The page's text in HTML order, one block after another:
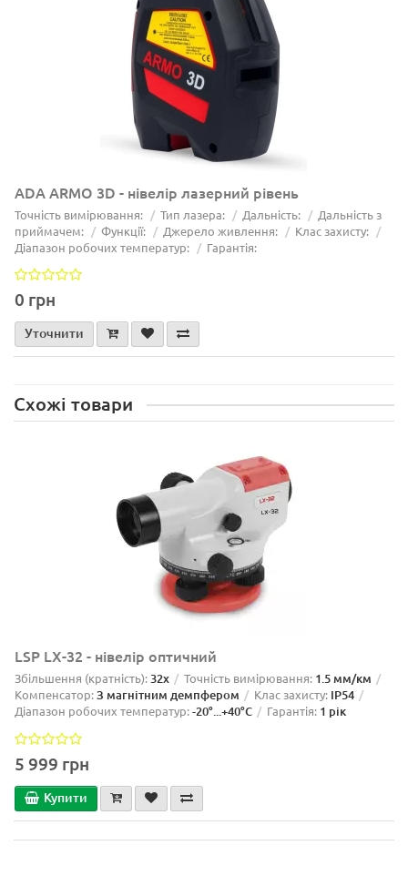
ADA ARMO 3D - нівелір лазерний рівень
Точність вимірювання: Тип лазера: Дальність:
Дальність з
приймачем:
Функції: Джерело живлення:
Клас захисту:
Діапазон робочих температур:
Гарантія:
0 грн
Уточнити
Схожі товари
LSP LX-32 - нівелір оптичний
Збільшення (кратність):32x Точність вимірювання: 1.5 мм/км
Компенсатор:З магнітним демпфером Клас захисту: IP54
Діапазон робочих температур:-20°...+40°C Гарантія: 1 рік
5 999 грн
Купити